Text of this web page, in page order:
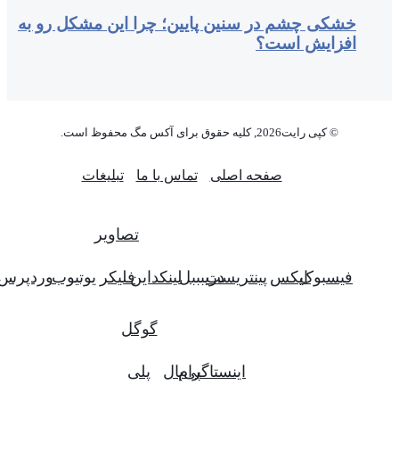
خشکی چشم در سنین پایین؛ چرا این مشکل رو به
افزایش است؟
© کپی رایت2026, کلیه حقوق برای آکس مگ محفوظ است.
صفحه اصلی تماس با ما تبلیغات
فیسبوکایکس پینتریستدریبببللینکداین
تصاویر
فلیکر یوتیوبوردپرس
اینستاگرام
پی‌پال
گوگل
پلی